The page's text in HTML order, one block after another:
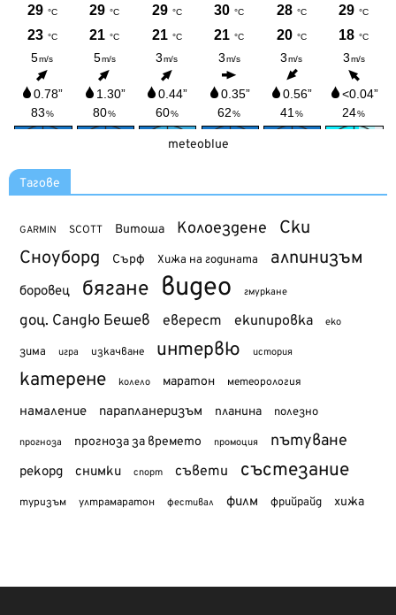
meteoblue
Тагове
GARMIN SCOTT Витоша Колоездене Ски
Сноуборд Сърф Хижа на годината алпинизъм
боровец бягане видео гмуркане
доц. Сандю Бешев еверест екипировка еко
зима игра изкачване интервю история
катерене колело маратон метеорология
намаление парапланеризъм планина полезно
прогноза прогноза за времето промоция пътуване
рекорд снимки спорт съвети състезание
туризъм ултрамаратон фестивал филм фрийрайд хижа